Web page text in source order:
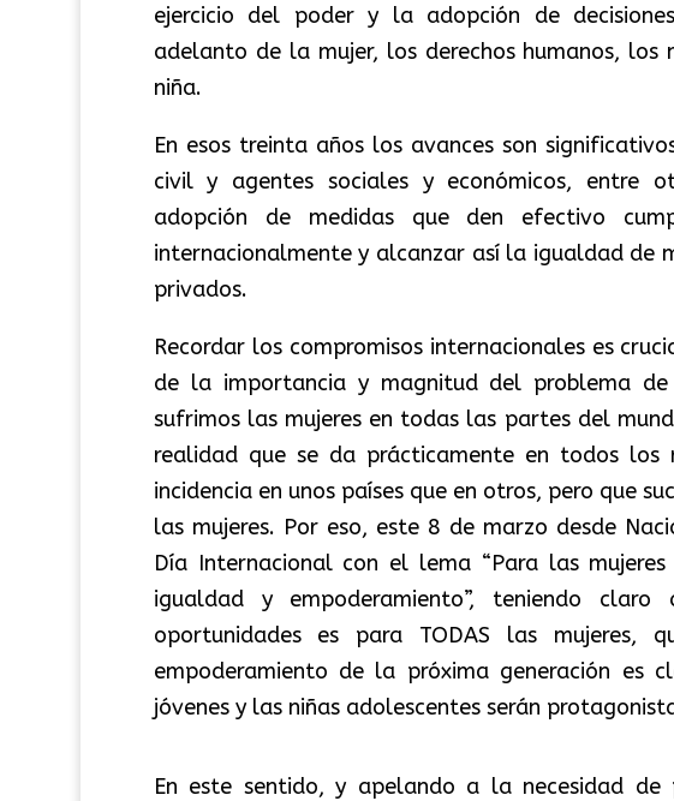
ejercicio del poder y la adopción de
adelanto de la mujer, los derechos humanos,
niña.
En esos treinta años los avances son
civil y agentes sociales y económicos, entre
adopción de medidas que den efectivo
internacionalmente y alcanzar así la igualdad de
privados.
Recordar los compromisos internacionales es
de la importancia y magnitud del problema de
sufrimos las mujeres en todas las partes del
realidad que se da prácticamente en todos
incidencia en unos países que en otros, pero que
las mujeres. Por eso, este 8 de marzo desde
Día Internacional con el lema “Para las
igualdad y empoderamiento”, teniendo
oportunidades es para TODAS las
empoderamiento de la próxima generación es
jóvenes y las niñas adolescentes serán
En este sentido, y apelando a la necesidad de